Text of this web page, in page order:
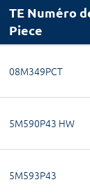
TE Numéro
Piece
08M349PCT
5M590P43 HW
5M593P43